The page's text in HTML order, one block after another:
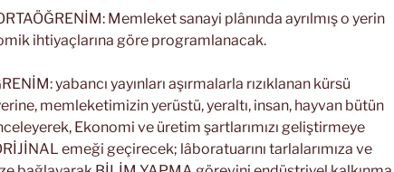
Memleket sanayi plânında ayrılmış o yerin
ihtiyaçlarına göre programlanacak.
yabancı yayınları aşırmalarla rızıklanan kürsü
memleketimizin yerüstü, yeraltı, insan, hayvan bütün
Ekonomi ve üretim şartlarımızı geliştirmeye
emeği geçirecek; lâboratuarını tarlalarımıza ve